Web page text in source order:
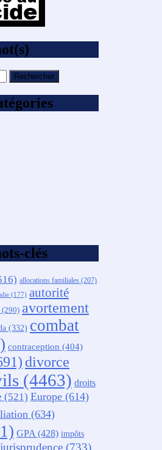
clés
allocations familiales (207)
(177) autorité
(290) avortement
(332) combat
contraception (404)
divorce
(4463) droits
(521) Europe (614)
(634)
GPA (428) impôts
jurisprudence (733)